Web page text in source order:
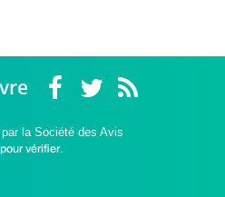
la Société des Avis
vérifier.